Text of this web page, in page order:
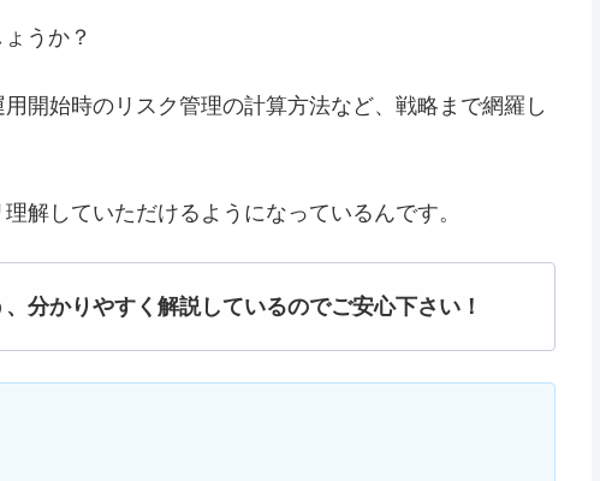
うか？
開始時のリスク管理の計算方法など、戦略まで網羅し
解していただけるようになっているんです。
分かりやすく解説しているのでご安心下さい！